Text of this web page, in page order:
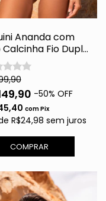
Ananda com
Fio Duplo
Lurex
-50% OFF
comPix
R$24,98 sem juros
COMPRAR